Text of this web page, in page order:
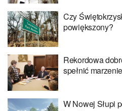
Czy
powiększony?
Rekordowa
spełnić
W Nowej Słupi